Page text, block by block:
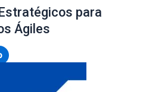
para
Ágiles